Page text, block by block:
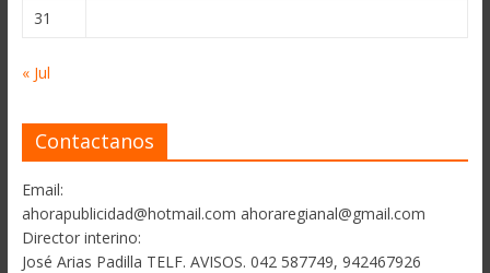
31
« Jul
Contactanos
Email:
ahorapublicidad@hotmail.com ahoraregianal@gmail.com
Director interino:
José Arias Padilla TELF. AVISOS. 042 587749, 942467926